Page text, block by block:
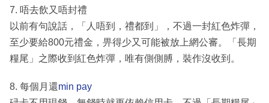
7. 唔去飲又唔封禮
以前有句說話，「人唔到，禮都到」，不過一封紅色炸彈，
至少要給800元禮金，畀得少又可能被放上網公審。「長期
糧尾」之際收到紅色炸彈，唯有側側膊，裝作沒收到。
8. 每個月還min pay